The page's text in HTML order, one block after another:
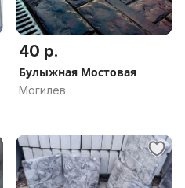
40 р.
Булыжная Мостовая
Могилев